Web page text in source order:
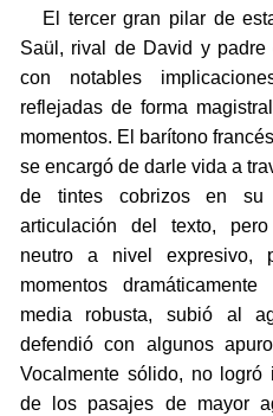
El tercer gran pilar de
Saül, rival de David y
con notables
reflejadas de forma
momentos. El barítono francés
se encargó de darle vida a
de tintes cobrizos en su
articulación del texto,
neutro a nivel expresivo,
momentos
media robusta, subió al
defendió con algunos
Vocalmente sólido, no logró
de los pasajes de mayor